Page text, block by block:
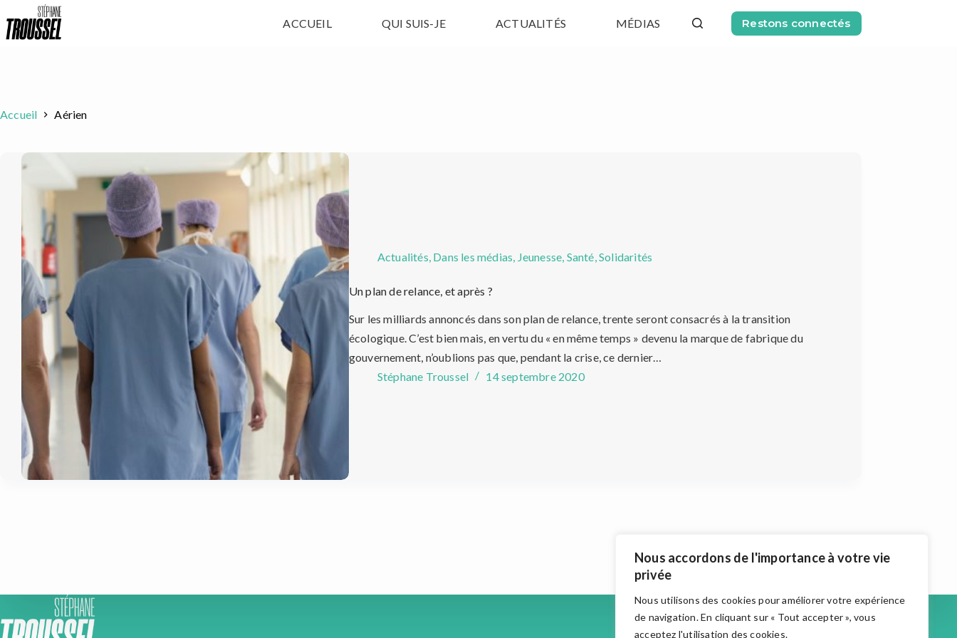
Nous accordons de l'importance à votre vie
privée
Nous utilisons des cookies pour améliorer votre expérience
de navigation. En cliquant sur « Tout accepter », vous
acceptez l'utilisation des cookies.
au
ACCUEIL QUI SUIS-JE ACTUALITÉS MÉDIAS Restons connectés
Accueil Aérien
Actualités, Dans les médias, Jeunesse, Santé,Solidarités
Un plan de relance, et après ?
Sur les milliards annoncés dans son plan de relance, trente seront consacrés à la transition
écologique. C’est bien mais, en vertu du « en même temps » devenu la marque de fabrique du
gouvernement, n’oublions pas que, pendant la crise, ce dernier…
Stéphane Troussel
14 septembre 2020
Accueil
Actualités